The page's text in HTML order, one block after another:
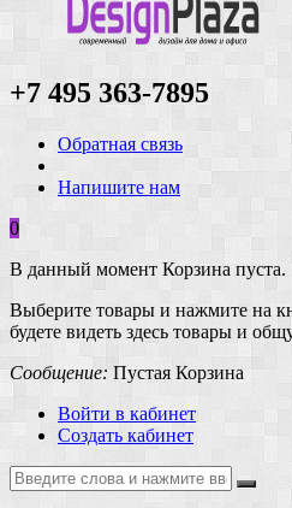
+7 495 363-7895
Обратная связь
Напишите нам
0
В данный момент Корзина пуста.
Выберите товары и нажмите на
будете видеть здесь товары и
Сообщение: Пустая Корзина
Войти в кабинет
Создать кабинет